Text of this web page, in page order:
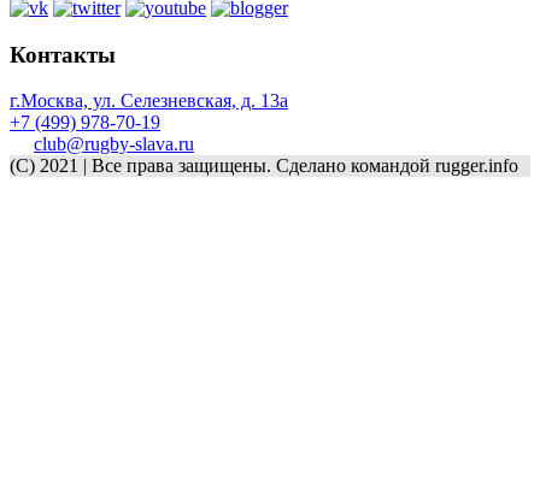
Контакты
г.Москва, ул. Селезневская, д. 13a
+7 (499) 978-70-19
club@rugby-slava.ru
(C) 2021 | Все права защищены. Сделано командой rugger.info